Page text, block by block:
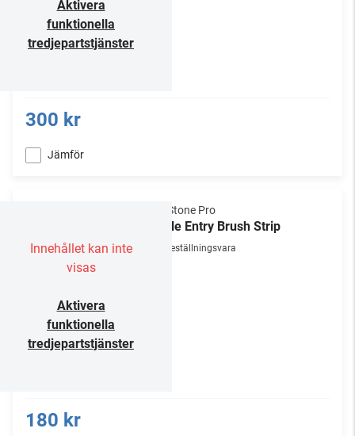
Aktivera
funktionella
tredjepartstjänster
300 kr
Jämför
Innehållet kan inte
visas
Aktivera
funktionella
tredjepartstjänster
NorStone Pro
Cable Entry Brush Strip
Beställningsvara
180 kr